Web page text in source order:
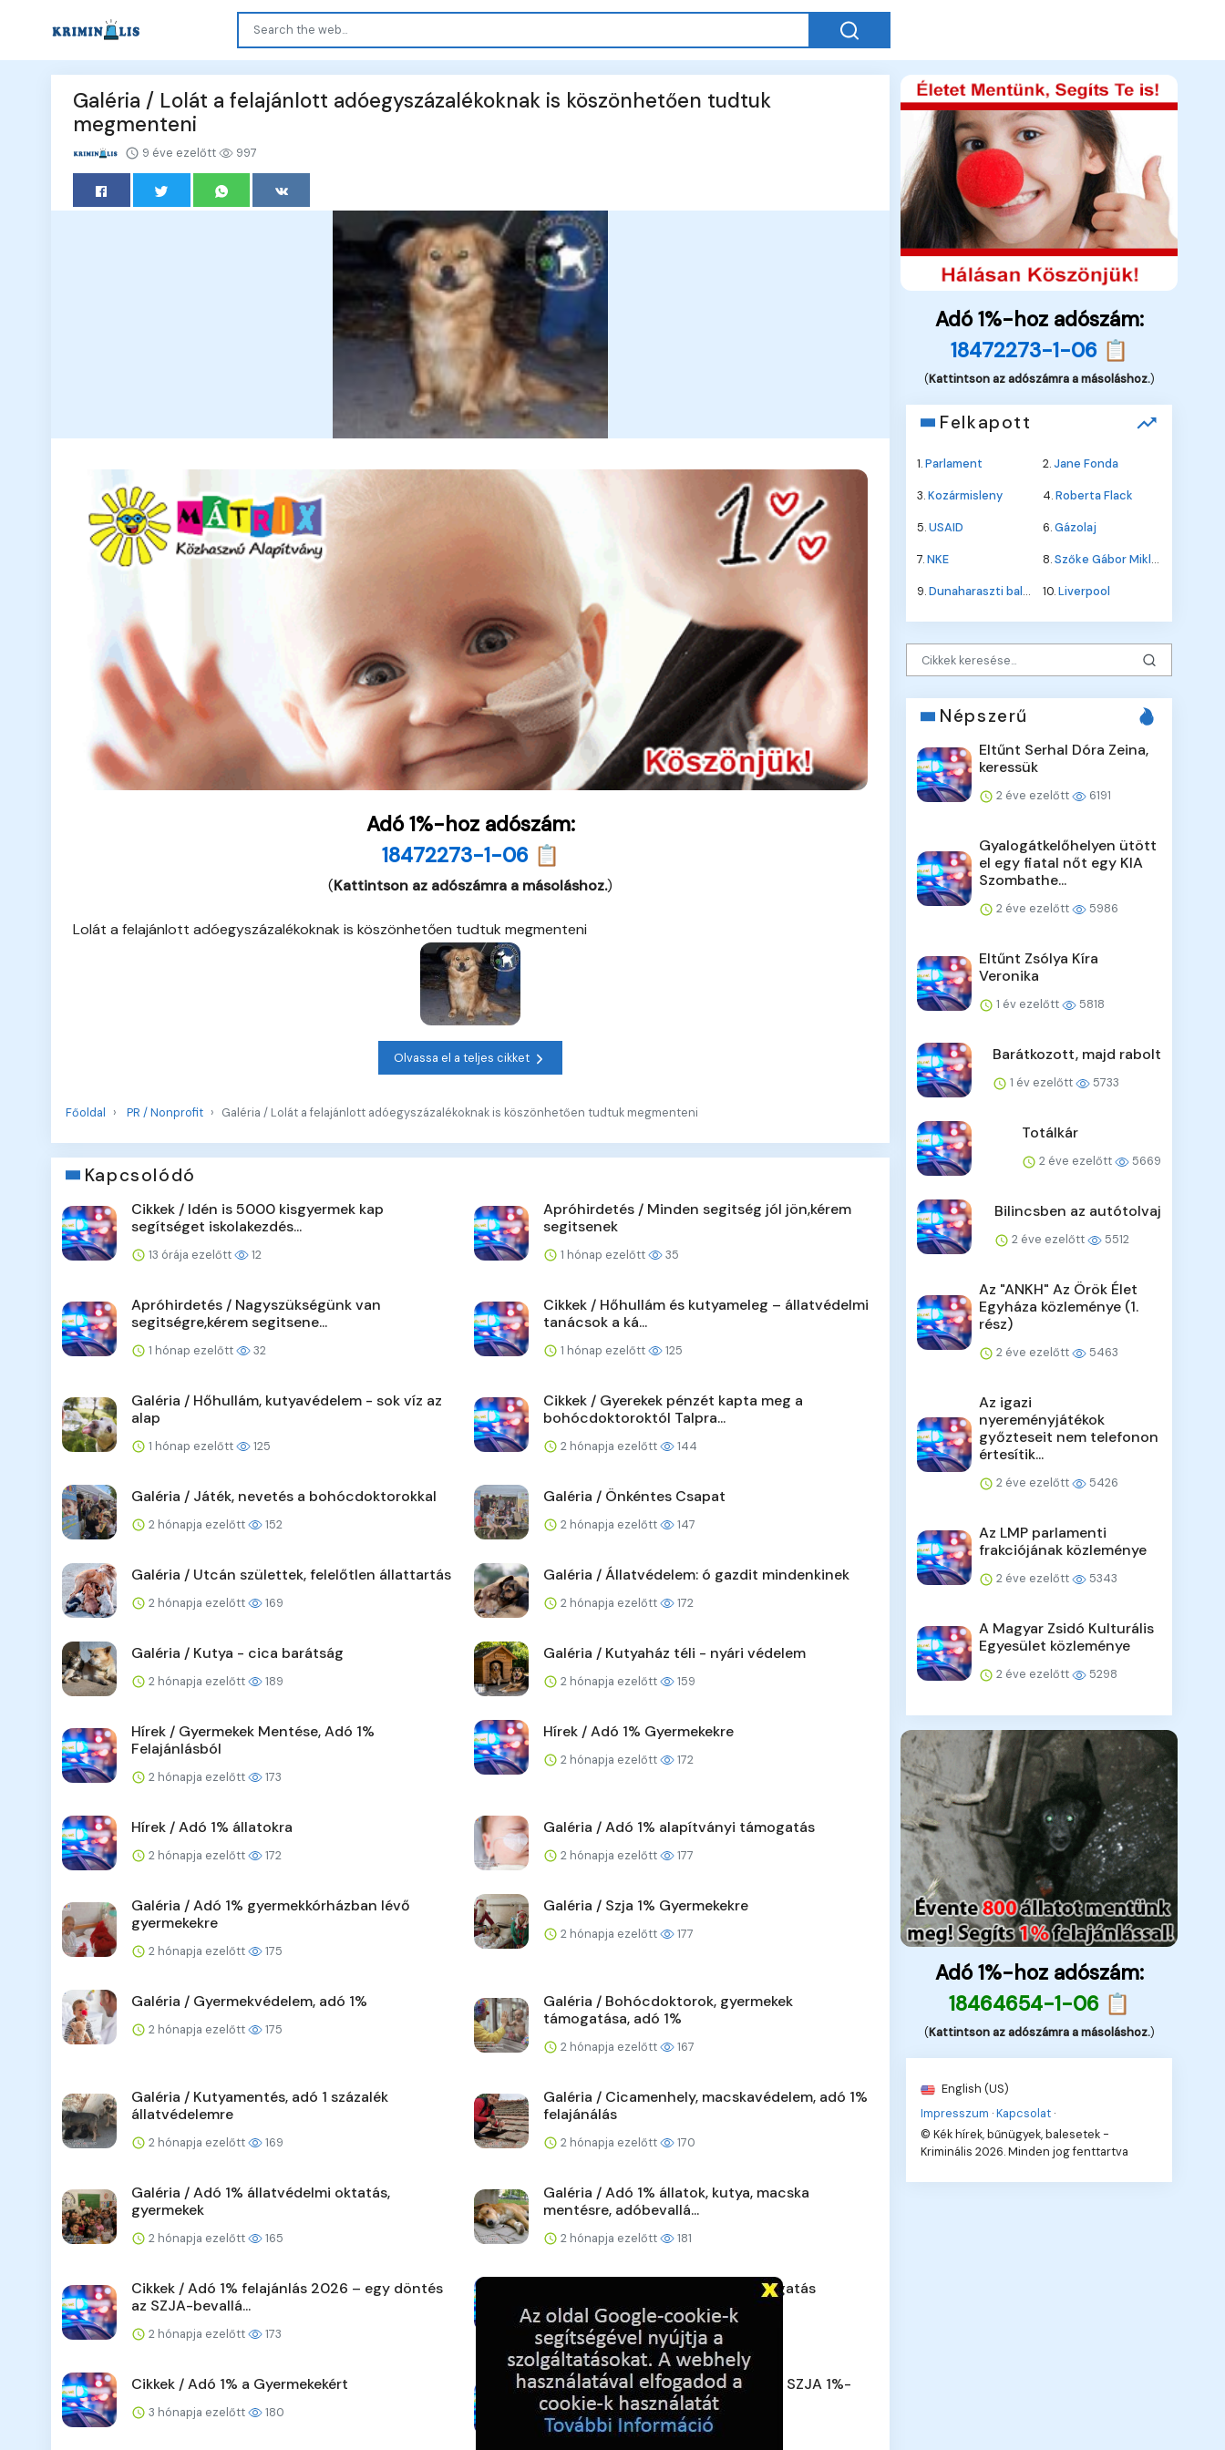
Galéria / Lolát a felajánlott adóegyszázalékoknak is köszönhetően tudtuk
megmenteni
9 éve ezelőtt 997
Adó 1%-hoz adószám:
18472273-1-06 📋
(Kattintson az adószámra a másoláshoz.)
Lolát a felajánlott adóegyszázalékoknak is köszönhetően tudtuk megmenteni
Olvassa el a teljes cikket
Főoldal PR / Nonprofit Galéria / Lolát a felajánlott adóegyszázalékoknak is köszönhetően tudtuk megmenteni
Kapcsolódó
Cikkek / Idén is 5000 kisgyermek kap
segítséget iskolakezdés...
13 órája ezelőtt 12
Apróhirdetés / Minden segitség jól jön,kérem
segitsenek
1 hónap ezelőtt 35
Apróhirdetés / Nagyszükségünk van
segitségre,kérem segitsene...
1 hónap ezelőtt 32
Cikkek / Hőhullám és kutyameleg – állatvédelmi
tanácsok a ká...
1 hónap ezelőtt 125
Galéria / Hőhullám, kutyavédelem - sok víz az
alap
1 hónap ezelőtt 125
Cikkek / Gyerekek pénzét kapta meg a
bohócdoktoroktól Talpra...
2 hónapja ezelőtt 144
Galéria / Játék, nevetés a bohócdoktorokkal
2 hónapja ezelőtt 152
Galéria / Önkéntes Csapat
2 hónapja ezelőtt 147
Galéria / Utcán születtek, felelőtlen állattartás
2 hónapja ezelőtt 169
Galéria / Állatvédelem: ó gazdit mindenkinek
2 hónapja ezelőtt 172
Galéria / Kutya - cica barátság
2 hónapja ezelőtt 189
Galéria / Kutyaház téli - nyári védelem
2 hónapja ezelőtt 159
Hírek / Gyermekek Mentése, Adó 1%
Felajánlásból
2 hónapja ezelőtt 173
Hírek / Adó 1% Gyermekekre
2 hónapja ezelőtt 172
Hírek / Adó 1% állatokra
2 hónapja ezelőtt 172
Galéria / Adó 1% alapítványi támogatás
2 hónapja ezelőtt 177
Galéria / Adó 1% gyermekkórházban lévő
gyermekekre
2 hónapja ezelőtt 175
Galéria / Szja 1% Gyermekekre
2 hónapja ezelőtt 177
Galéria / Gyermekvédelem, adó 1%
2 hónapja ezelőtt 175
Galéria / Bohócdoktorok, gyermekek
támogatása, adó 1%
2 hónapja ezelőtt 167
Galéria / Kutyamentés, adó 1 százalék
állatvédelemre
2 hónapja ezelőtt 169
Galéria / Cicamenhely, macskavédelem, adó 1%
felajánálás
2 hónapja ezelőtt 170
Galéria / Adó 1% állatvédelmi oktatás,
gyermekek
2 hónapja ezelőtt 165
Galéria / Adó 1% állatok, kutya, macska
mentésre, adóbevallá...
2 hónapja ezelőtt 181
Cikkek / Adó 1% felajánlás 2026 – egy döntés
az SZJA-bevallá...
2 hónapja ezelőtt 173
Hírek / Adó 1% Bohócdoktor támogatás
2 hónapja ezelőtt 152
Cikkek / Adó 1% a Gyermekekért
3 hónapja ezelőtt 180
Hírek / Hova érdemes felajánlani az SZJA 1%-
ot?
3 hónapja ezelőtt 179
Adó 1%-hoz adószám:
18472273-1-06 📋
(Kattintson az adószámra a másoláshoz.)
Felkapott
1.Parlament 2.Jane Fonda
3.Kozármisleny 4.Roberta Flack
5.USAID 6.Gázolaj
7.NKE 8.Szőke Gábor Miklós
9.Dunaharaszti baleset 10.Liverpool
Népszerű
Eltűnt Serhal Dóra Zeina,
keressük
2 éve ezelőtt 6191
Gyalogátkelőhelyen ütött
el egy fiatal nőt egy KIA
Szombathe...
2 éve ezelőtt 5986
Eltűnt Zsólya Kíra
Veronika
1 év ezelőtt 5818
Barátkozott, majd rabolt
1 év ezelőtt 5733
Totálkár
2 éve ezelőtt 5669
Bilincsben az autótolvaj
2 éve ezelőtt 5512
Az "ANKH" Az Örök Élet
Egyháza közleménye (1.
rész)
2 éve ezelőtt 5463
Az igazi
nyereményjátékok
győzteseit nem telefonon
értesítik...
2 éve ezelőtt 5426
Az LMP parlamenti
frakciójának közleménye
2 éve ezelőtt 5343
A Magyar Zsidó Kulturális
Egyesület közleménye
2 éve ezelőtt 5298
Adó 1%-hoz adószám:
18464654-1-06 📋
(Kattintson az adószámra a másoláshoz.)
English (US)
Impresszum ·Kapcsolat ·
© Kék hírek, bűnügyek, balesetek -
Kriminális 2026. Minden jog fenttartva